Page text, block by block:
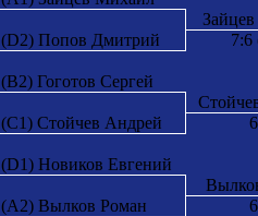
(D2) Попов Дмитрий
(B2) Гоготов Сергей
(C1) Стойчев Андрей
(D1) Новиков Евгений
(A2) Вылков Роман